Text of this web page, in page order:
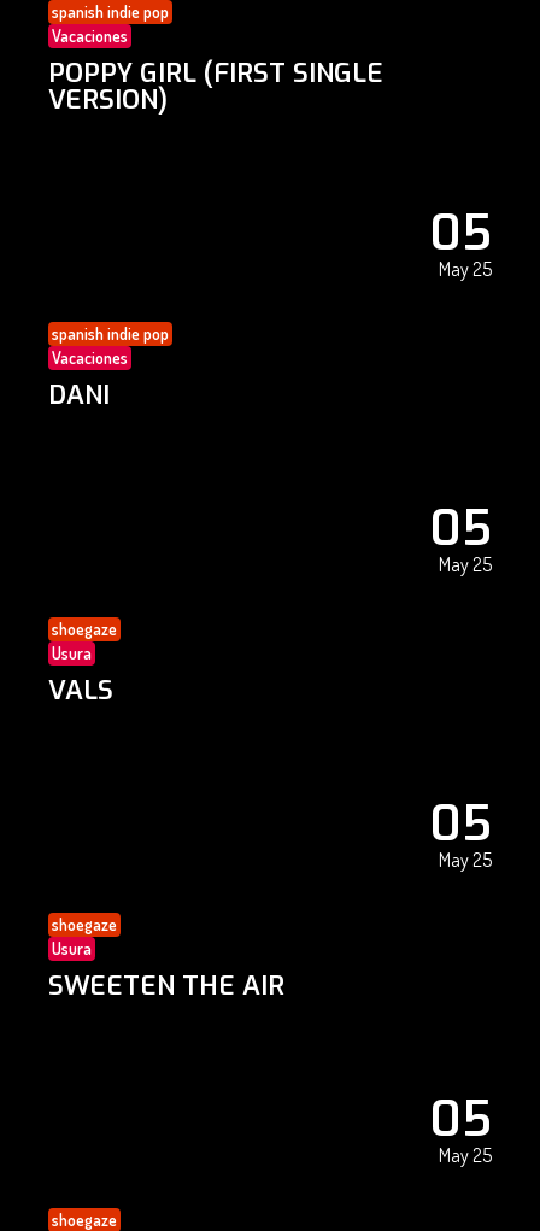
spanish indie pop
Vacaciones
POPPY GIRL (FIRST SINGLE
VERSION)
05
May 25
spanish indie pop
Vacaciones
DANI
05
May 25
shoegaze
Usura
VALS
05
May 25
shoegaze
Usura
SWEETEN THE AIR
05
May 25
shoegaze